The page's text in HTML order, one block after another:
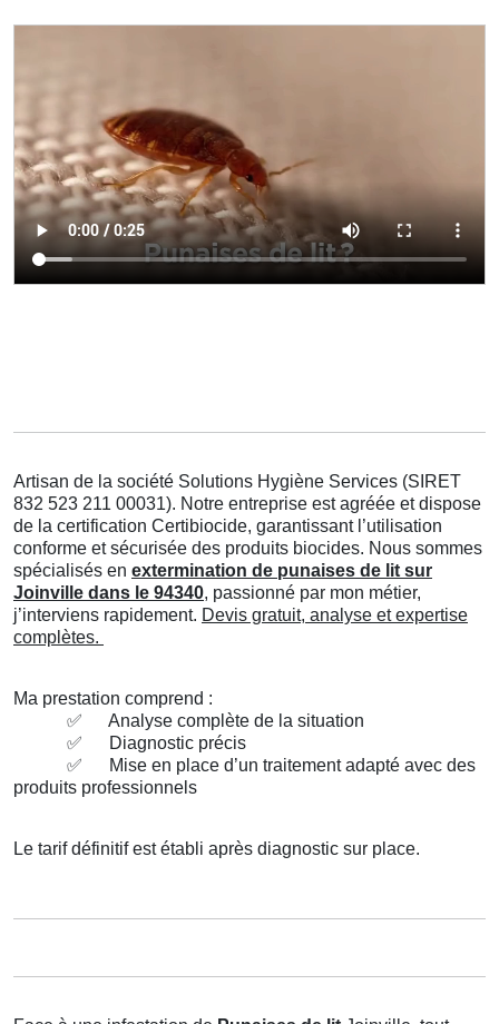
Artisan de la société Solutions Hygiène Services (SIRET
832 523 211 00031). Notre entreprise est agréée et dispose
de la certification Certibiocide, garantissant l’utilisation
conforme et sécurisée des produits biocides. Nous sommes
spécialisés en extermination de punaises de lit sur
Joinville dans le 94340, passionné par mon métier,
j’interviens rapidement. Devis gratuit, analyse et expertise
complètes.
Ma prestation comprend :
✅
Analyse complète de la situation
✅
Diagnostic précis
✅
Mise en place d’un traitement adapté avec des
produits professionnels
Le tarif définitif est établi après diagnostic sur place.